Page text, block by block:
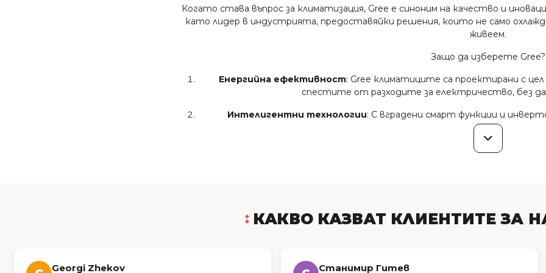
Когато става въпрос за климатизация, Gree е синоним на качество и
като лидер в индустрията, предоставяйки решения, които не само
живеем.
Защо да изберете Gree?
Енергийна ефективност: Gree климатиците са проектирани с
спестите от разходите за електричество, без
Интелигентни технологии: С вградени смарт функции и
автоматично регулират температурата, за да
: Работещи почти безшумно, климатиците
Защо да изберете
Разнообразие от модели: Ние предлагаме широка гама от
КАКВО КАЗВАТ КЛИЕНТИТЕ ЗА
Georgi Zhekov Станимир Гитев